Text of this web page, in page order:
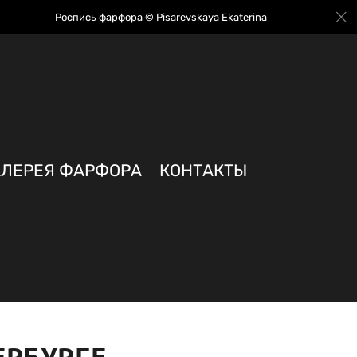
ФАРФОРА КОНТАКТЫ
Роспись фарфора © Pisarevskaya Ekaterina